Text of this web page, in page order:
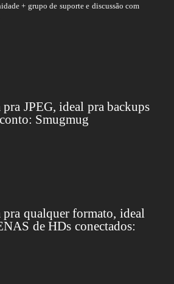
+ grupo de suporte e discussão com
JPEG, ideal pra backups
Smugmug
qualquer formato, ideal
de HDs conectados: